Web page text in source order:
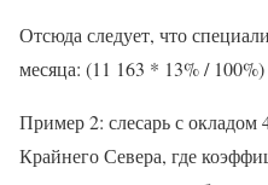
Отсюда следует, что
месяца: (11 163 * 13% /
Пример 2: слесарь с окладом
Крайнего Севера, где